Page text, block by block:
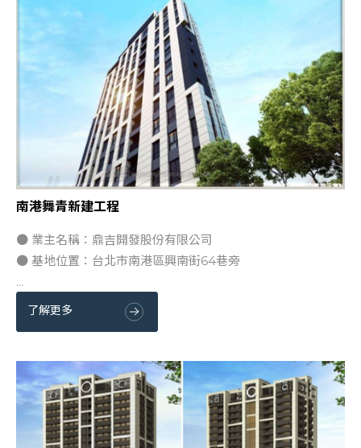
南港舞青新建工程
● 業主名稱：鼎吉開發股份有限公司
● 基地位置：台北市南港區興南街64巷旁
...
了解更多